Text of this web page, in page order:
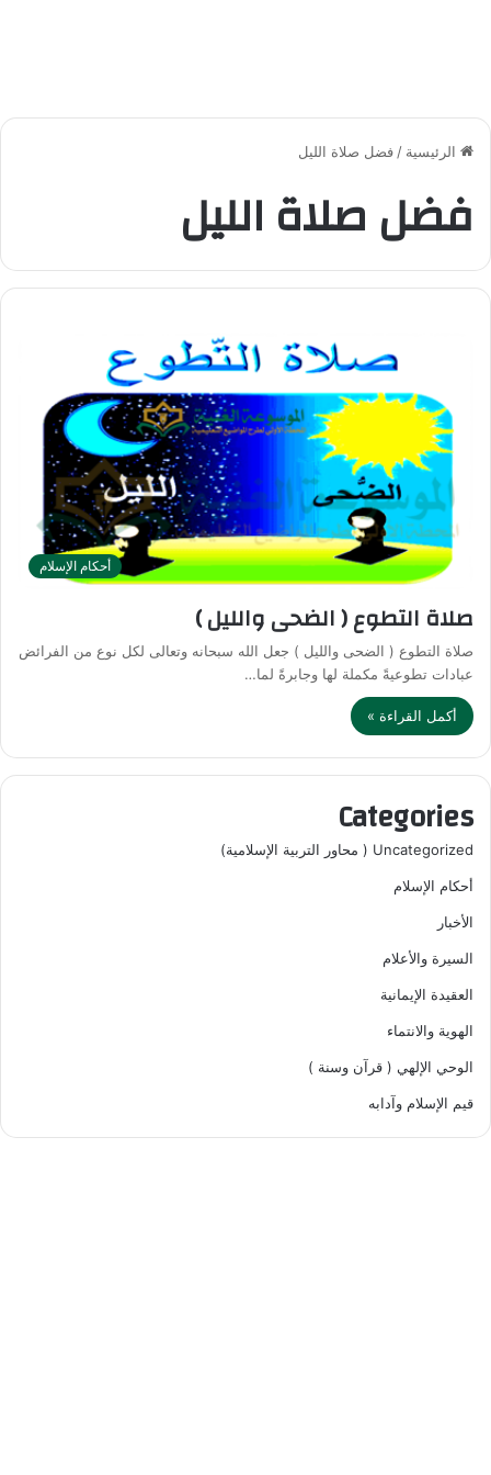
الرئيسية / فضل صلاة الليل
فضل صلاة الليل
أحكام الإسلام
صلاة التطوع ( الضحى والليل )
صلاة التطوع ( الضحى والليل ) جعل الله سبحانه وتعالى لكل نوع من الفرائض
عبادات تطوعيةً مكملة لها وجابرةً لما…
أكمل القراءة »
Categories
Uncategorized ( محاور التربية الإسلامية)
أحكام الإسلام
الأخبار
السيرة والأعلام
العقيدة الإيمانية
الهوية والانتماء
الوحي الإلهي ( قرآن وسنة )
قيم الإسلام وآدابه